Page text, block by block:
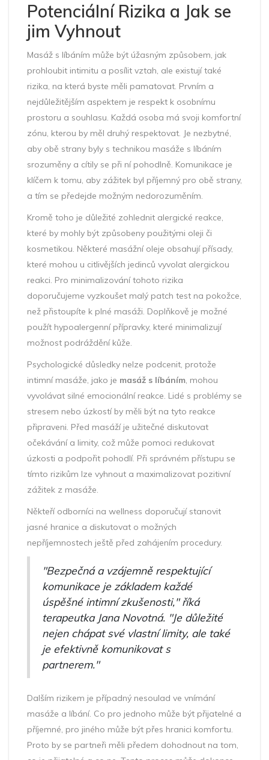
Potenciální Rizika a Jak se
jim Vyhnout
Masáž s líbáním může být úžasným způsobem, jak
prohloubit intimitu a posílit vztah, ale existují také
rizika, na která byste měli pamatovat. Prvním a
nejdůležitějším aspektem je respekt k osobnímu
prostoru a souhlasu. Každá osoba má svoji komfortní
zónu, kterou by měl druhý respektovat. Je nezbytné,
aby obě strany byly s technikou masáže s líbáním
srozuměny a cítily se při ní pohodlně. Komunikace je
klíčem k tomu, aby zážitek byl příjemný pro obě strany,
a tím se předejde možným nedorozuměním.
Kromě toho je důležité zohlednit alergické reakce,
které by mohly být způsobeny použitými oleji či
kosmetikou. Některé masážní oleje obsahují přísady,
které mohou u citlivějších jedinců vyvolat alergickou
reakci. Pro minimalizování tohoto rizika
doporučujeme vyzkoušet malý patch test na pokožce,
než přistoupíte k plné masáži. Doplňkově je možné
použít hypoalergenní přípravky, které minimalizují
možnost podráždění kůže.
Psychologické důsledky nelze podcenit, protože
intimní masáže, jako je masáž s líbáním, mohou
vyvolávat silné emocionální reakce. Lidé s problémy se
stresem nebo úzkostí by měli být na tyto reakce
připraveni. Před masáží je užitečné diskutovat
očekávání a limity, což může pomoci redukovat
úzkosti a podpořit pohodlí. Při správném přístupu se
tímto rizikům lze vyhnout a maximalizovat pozitivní
zážitek z masáže.
Někteří odborníci na wellness doporučují stanovit
jasné hranice a diskutovat o možných
nepříjemnostech ještě před zahájením procedury.
"Bezpečná a vzájemně respektující
komunikace je základem každé
úspěšné intimní zkušenosti," říká
terapeutka Jana Novotná. "Je důležité
nejen chápat své vlastní limity, ale také
je efektivně komunikovat s
partnerem."
Dalším rizikem je případný nesoulad ve vnímání
masáže a líbání. Co pro jednoho může být přijatelné a
příjemné, pro jiného může být přes hranici komfortu.
Proto by se partneři měli předem dohodnout na tom,